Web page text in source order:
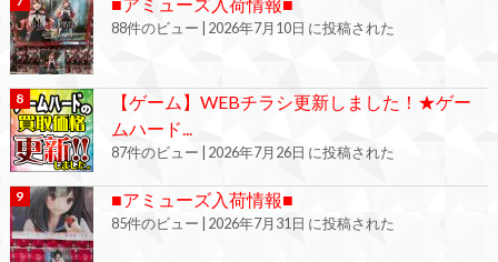
88件のビュー 2026年7月10日 に投稿された
【ゲーム】WEBチラシ更新しました！★ゲー
ムハード...
87件のビュー 2026年7月26日 に投稿された
■アミューズ入荷情報■
85件のビュー 2026年7月31日 に投稿された